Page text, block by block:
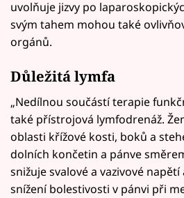
uvolňuje jizvy po
svým tahem mohou také
orgánů.
Důležitá lymfa
„Nedílnou součástí terapie
také přístrojová lymfodrenáž.
oblasti křížové kosti, boků a
dolních končetin a pánve
snižuje svalové a vazivové
snížení bolestivosti v pánvi při